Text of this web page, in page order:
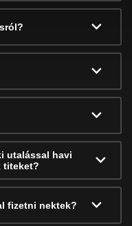
utalással havi
titeket?
fizetni nektek?